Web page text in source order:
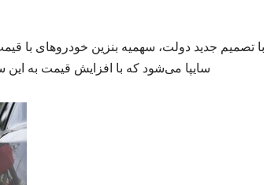
با تصمیم جدید دولت، سهمیه بنزین خودروهای با
سایپا می‌شود که با افزایش قیمت به